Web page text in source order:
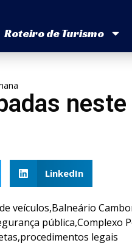
Roteiro de Turismo
LinkedIn